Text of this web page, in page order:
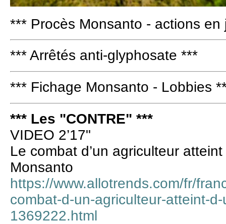
*** Procès Monsanto - actions en
*** Arrêtés anti-glyphosate ***
*** Fichage Monsanto - Lobbies
*** Les "CONTRE" ***
VIDEO 2’17"
Le combat d’un agriculteur
Monsanto
https://www.allotrends.com/fr/
combat-d-un-agriculteur-atteint-
1369222.html